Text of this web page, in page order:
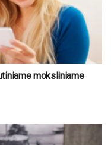
moksliniame